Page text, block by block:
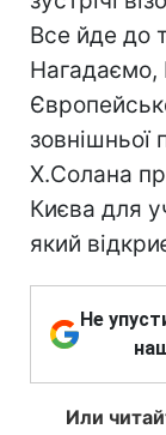
Все йде до
Нагадаємо,
зовнішньої
Х.Солана
Києва для
який
Не
Или